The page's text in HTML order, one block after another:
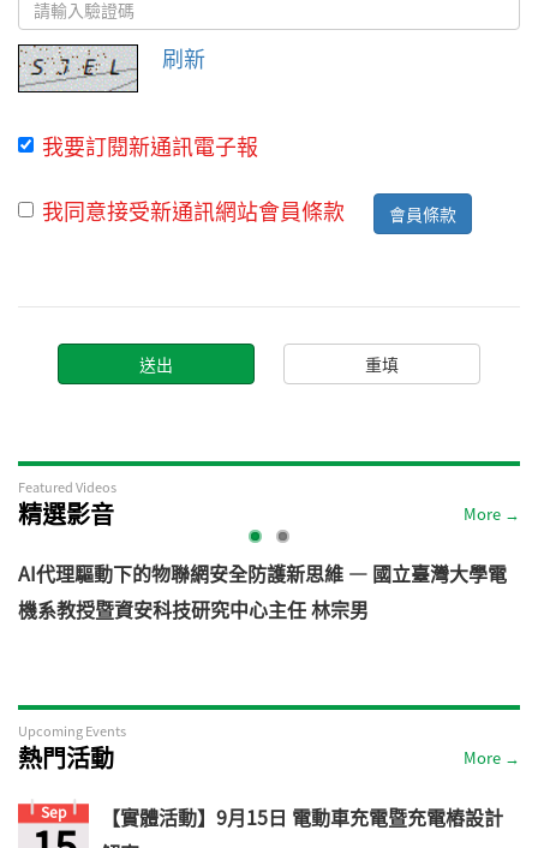
刷新
我要訂閱新通訊電子報
我同意接受新通訊網站會員條款
會員條款
Featured Videos
精選影音 More →
AI代理驅動下的物聯網安全防護新思維 — 國立臺灣大學電
機系教授暨資安科技研究中心主任 林宗男
Upcoming Events
熱門活動 More →
Sep
【實體活動】9月15日 電動車充電暨充電樁設計